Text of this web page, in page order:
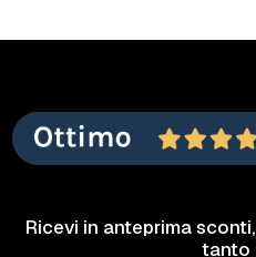
Ricevi in anteprima
tanto